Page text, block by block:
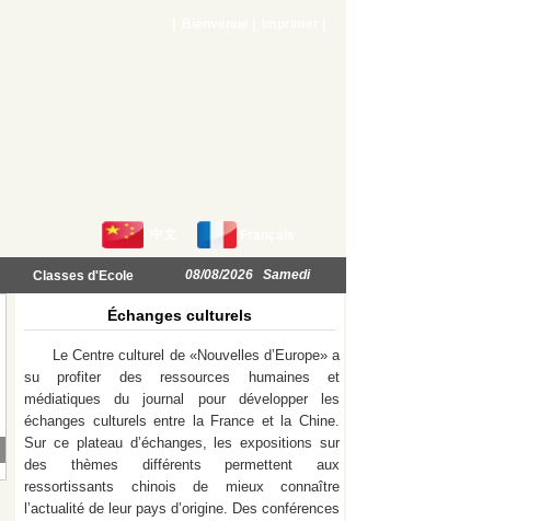
Classes d'Ecole 08/08/2026 Samedi
Échanges culturels
Le Centre culturel de «Nouvelles d’Europe» a
su profiter des ressources humaines et
médiatiques du journal pour développer les
échanges culturels entre la France et la Chine.
Sur ce plateau d’échanges, les expositions sur
des thèmes différents permettent aux
ressortissants chinois de mieux connaître
l’actualité de leur pays d’origine. Des conférences